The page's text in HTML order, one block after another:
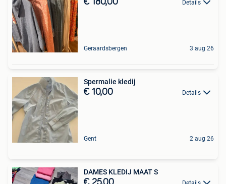
€ 180,00 Details
Geraardsbergen 3 aug 26
Spermalie kledij
€ 10,00 Details
Gent 2 aug 26
DAMES KLEDIJ MAAT S